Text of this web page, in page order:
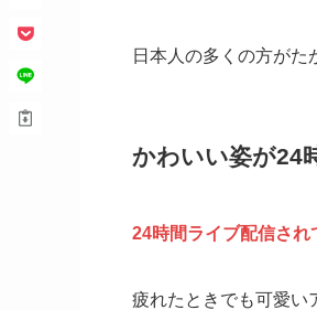
日本人の多くの方がた
かわいい姿が24
24時間ライブ配信され
疲れたときでも可愛い